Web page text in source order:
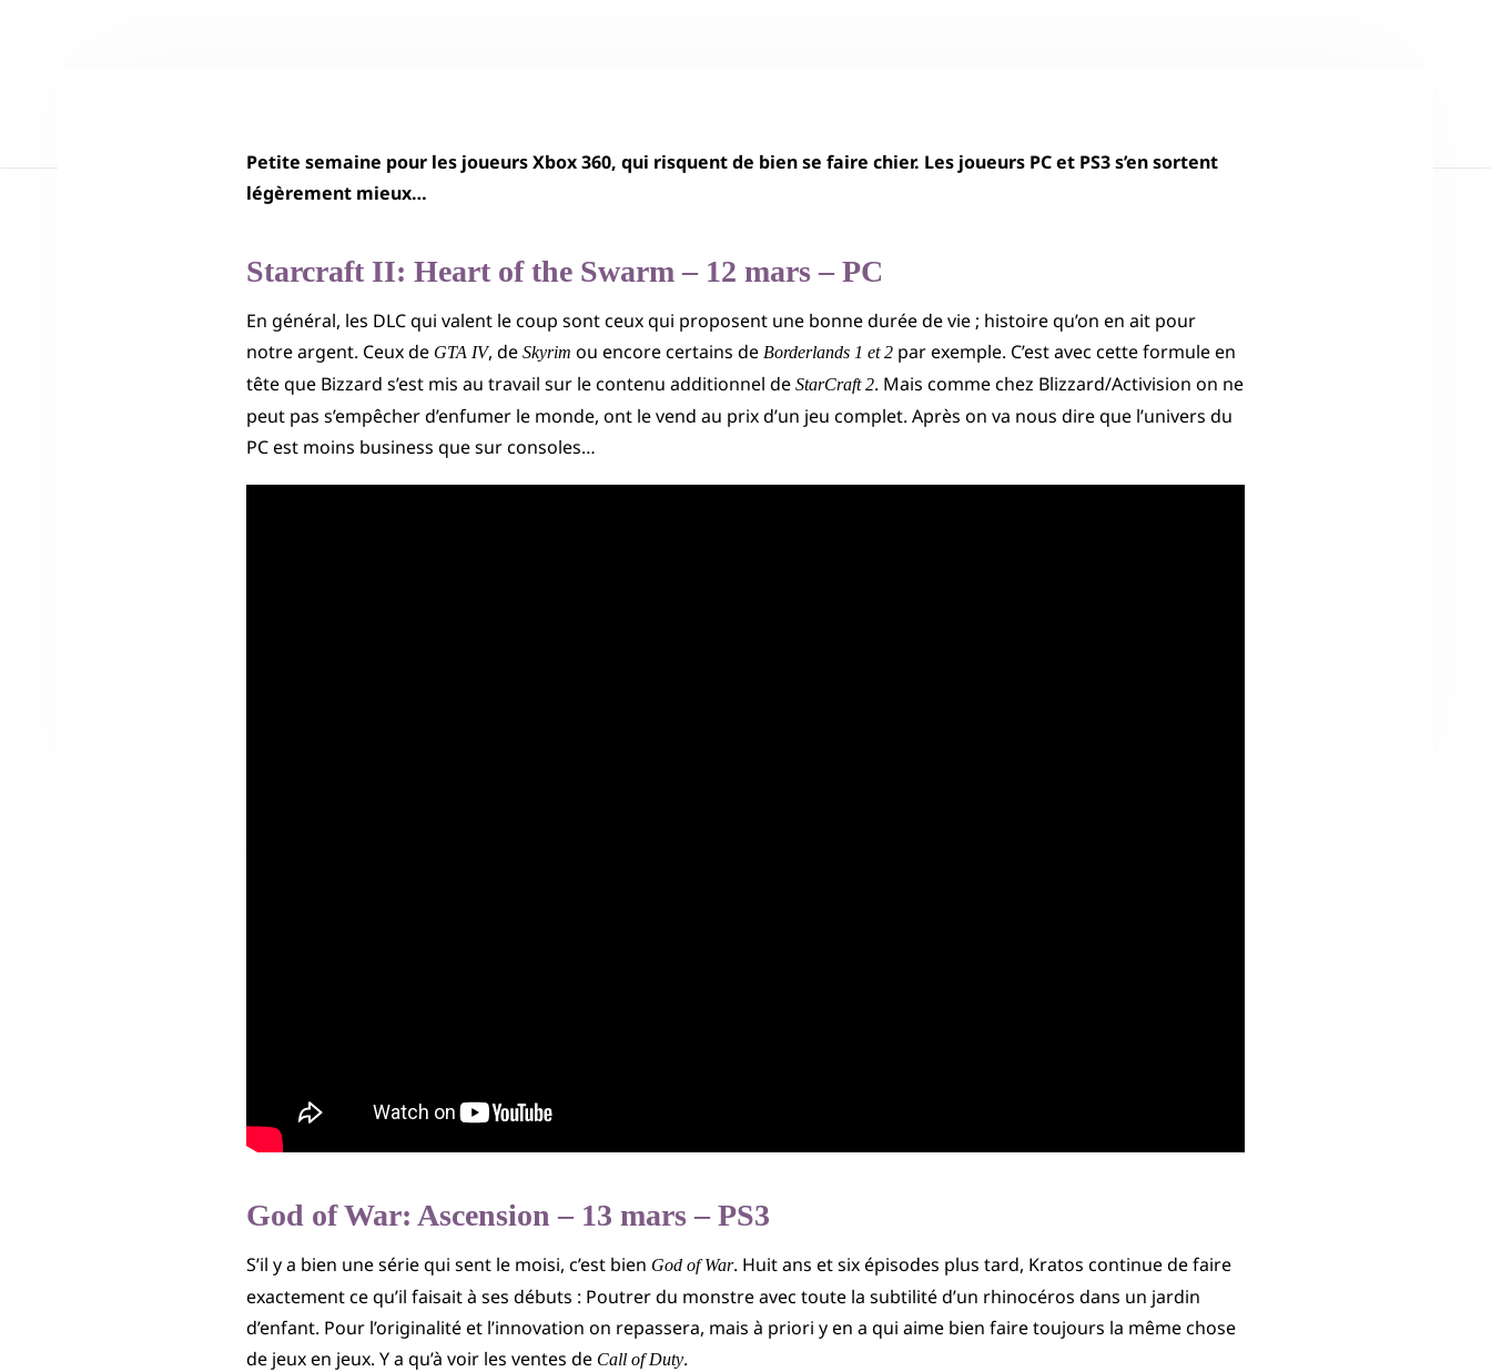
Petite semaine pour les joueurs Xbox 360, qui risquent de bien se faire chier. Les joueurs PC et PS3 s’en sortent
légèrement mieux…
Starcraft II: Heart of the Swarm – 12 mars – PC
En général, les DLC qui valent le coup sont ceux qui proposent une bonne durée de vie ; histoire qu’on en ait pour
notre argent. Ceux de GTA IV, de Skyrim ou encore certains de Borderlands 1 et 2 par exemple. C’est avec cette formule en
tête que Bizzard s’est mis au travail sur le contenu additionnel de StarCraft 2. Mais comme chez Blizzard/Activision on ne
peut pas s’empêcher d’enfumer le monde, ont le vend au prix d’un jeu complet. Après on va nous dire que l’univers du
PC est moins business que sur consoles…
God of War: Ascension – 13 mars – PS3
S’il y a bien une série qui sent le moisi, c’est bien God of War. Huit ans et six épisodes plus tard, Kratos continue de faire
exactement ce qu’il faisait à ses débuts : Poutrer du monstre avec toute la subtilité d’un rhinocéros dans un jardin
d’enfant. Pour l’originalité et l’innovation on repassera, mais à priori y en a qui aime bien faire toujours la même chose
de jeux en jeux. Y a qu’à voir les ventes de Call of Duty.